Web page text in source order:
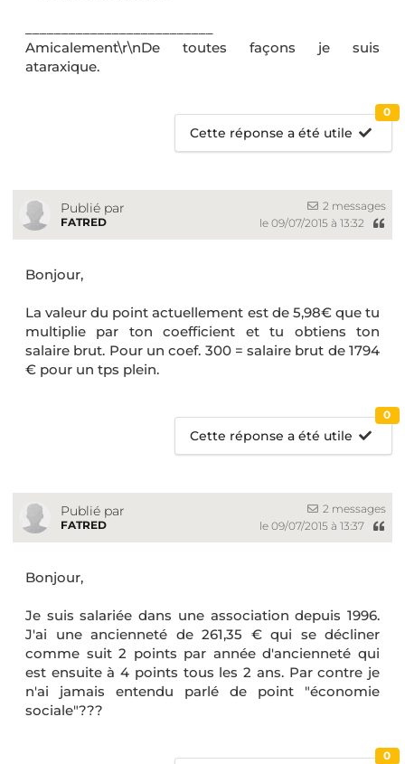
Amicalement\r\nDe toutes façons je suis
ataraxique.
Cette réponse a été utile
0
Publié par
FATRED
2 messages
le 09/07/2015 à 13:32
Bonjour,
La valeur du point actuellement est de 5,98€ que tu
multiplie par ton coefficient et tu obtiens ton
salaire brut. Pour un coef. 300 = salaire brut de 1794
€ pour un tps plein.
Cette réponse a été utile
0
Publié par
FATRED
2 messages
le 09/07/2015 à 13:37
Bonjour,
Je suis salariée dans une association depuis 1996.
J'ai une ancienneté de 261,35 € qui se décliner
comme suit 2 points par année d'ancienneté qui
est ensuite à 4 points tous les 2 ans. Par contre je
n'ai jamais entendu parlé de point "économie
sociale"???
0